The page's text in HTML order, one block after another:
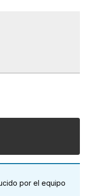
por el equipo